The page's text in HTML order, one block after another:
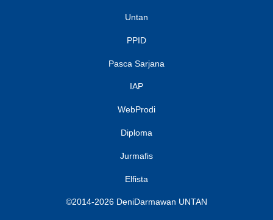
Untan
PPID
Pasca Sarjana
IAP
WebProdi
Diploma
Jurmafis
Elfista
©2014-2026 DeniDarmawan UNTAN